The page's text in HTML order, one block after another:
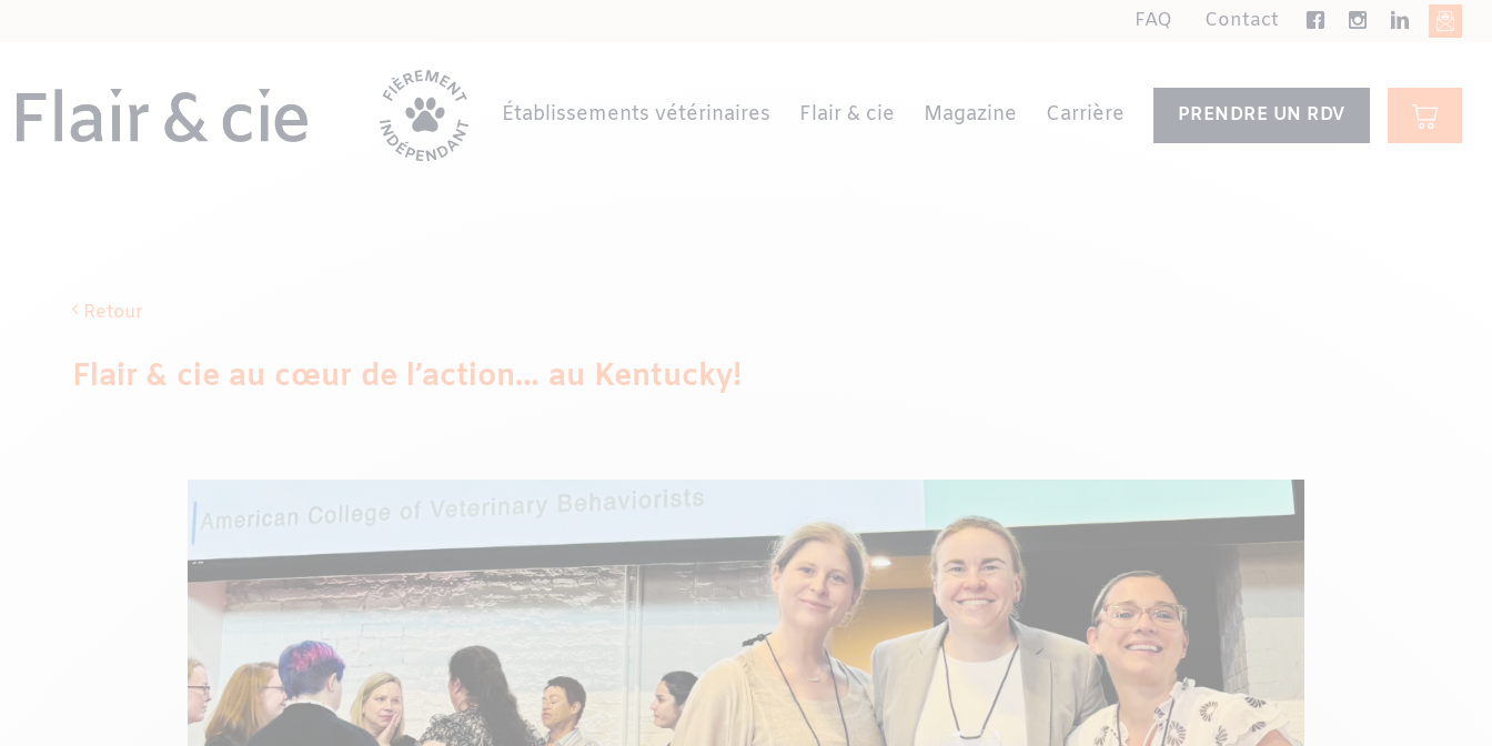
FAQ Contact
Établissements vétérinaires Flair & cie Magazine Carrière PRENDRE UN RDV
Retour
Flair & cie au cœur de l’action… au Kentucky!